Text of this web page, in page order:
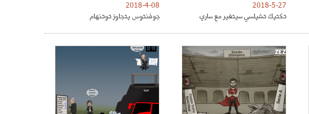
2018-5-27
تكتيك تشيلسي سيتغير مع ساري
2018-4-08
جوفنتوس يتجاوز توتنهام